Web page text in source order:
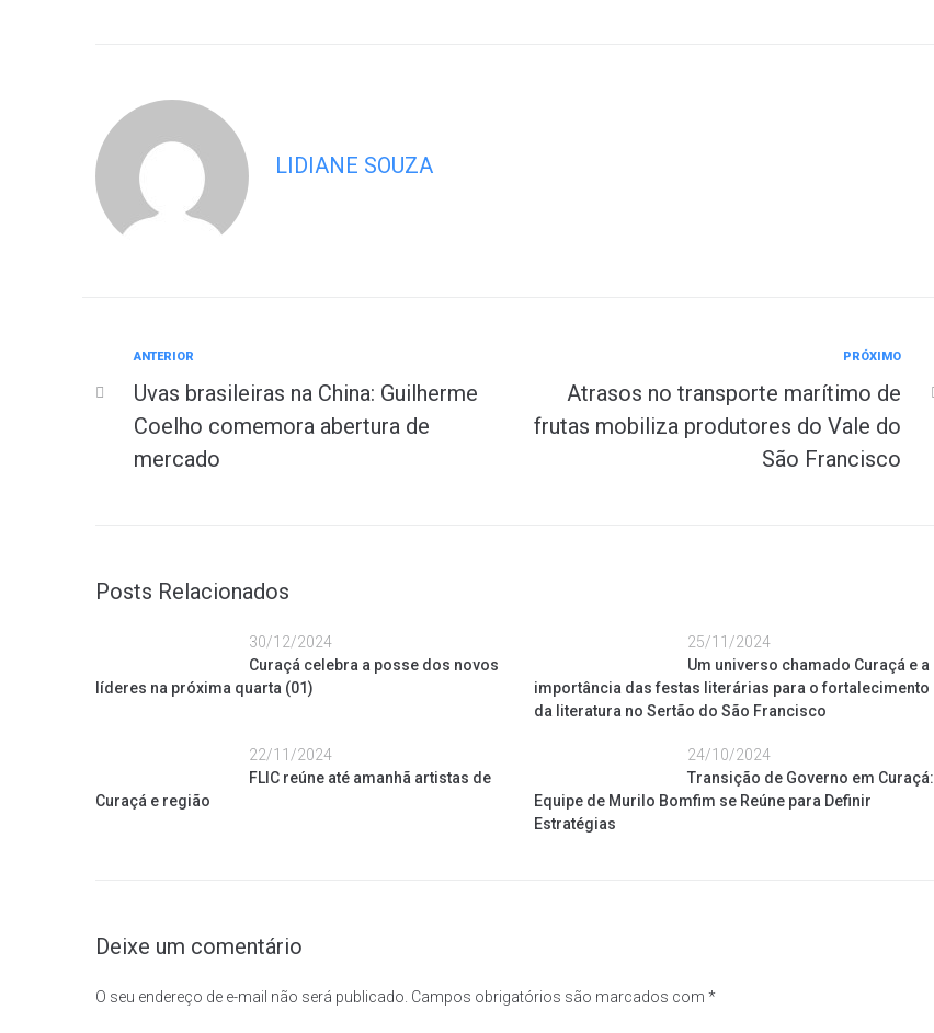
LIDIANE SOUZA
ANTERIOR
Uvas brasileiras na China: Guilherme
Coelho comemora abertura de
mercado
PRÓXIMO
Atrasos no transporte marítimo de
frutas mobiliza produtores do Vale do
São Francisco
Posts Relacionados
30/12/2024
Curaçá celebra a posse dos novos
líderes na próxima quarta (01)
25/11/2024
Um universo chamado Curaçá e a
importância das festas literárias para o fortalecimento
da literatura no Sertão do São Francisco
22/11/2024
FLIC reúne até amanhã artistas de
Curaçá e região
24/10/2024
Transição de Governo em Curaçá:
Equipe de Murilo Bomfim se Reúne para Definir
Estratégias
Deixe um comentário
O seu endereço de e-mail não será publicado. Campos obrigatórios são marcados com *